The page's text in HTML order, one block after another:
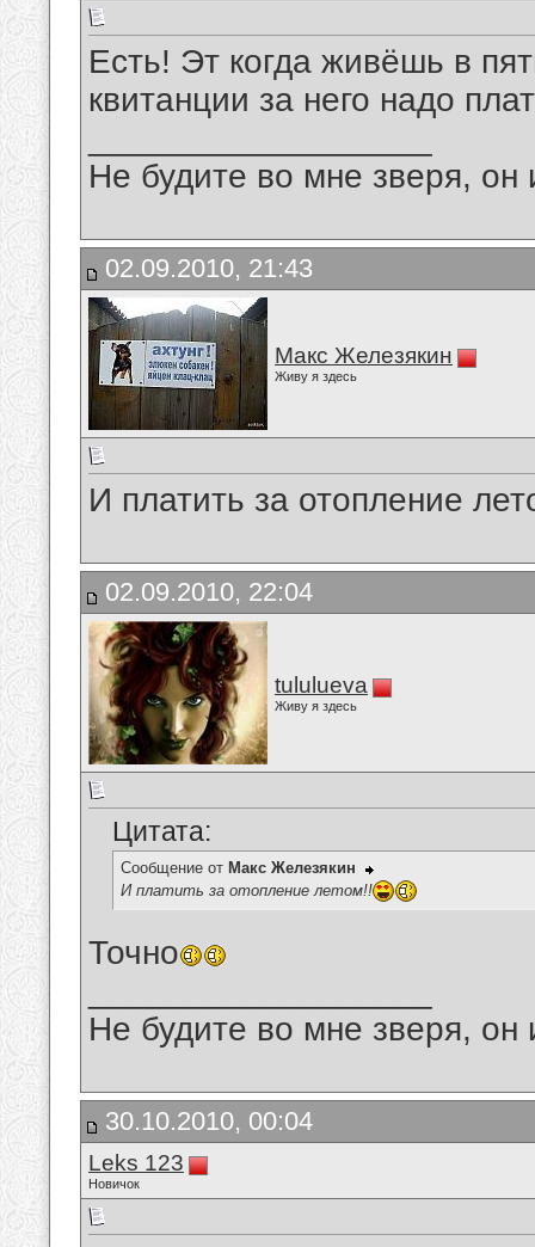
Есть! Эт когда живёшь в
квитанции за него надо
Не будите во мне зверя, он
02.09.2010, 21:43
Макс Железякин
Живу я здесь
И платить за отопление
02.09.2010, 22:04
tululueva
Живу я здесь
Цитата:
Сообщение от Макс Железякин
И платить за отопление летом!!
Точно
Не будите во мне зверя, он
30.10.2010, 00:04
Leks 123
Новичок